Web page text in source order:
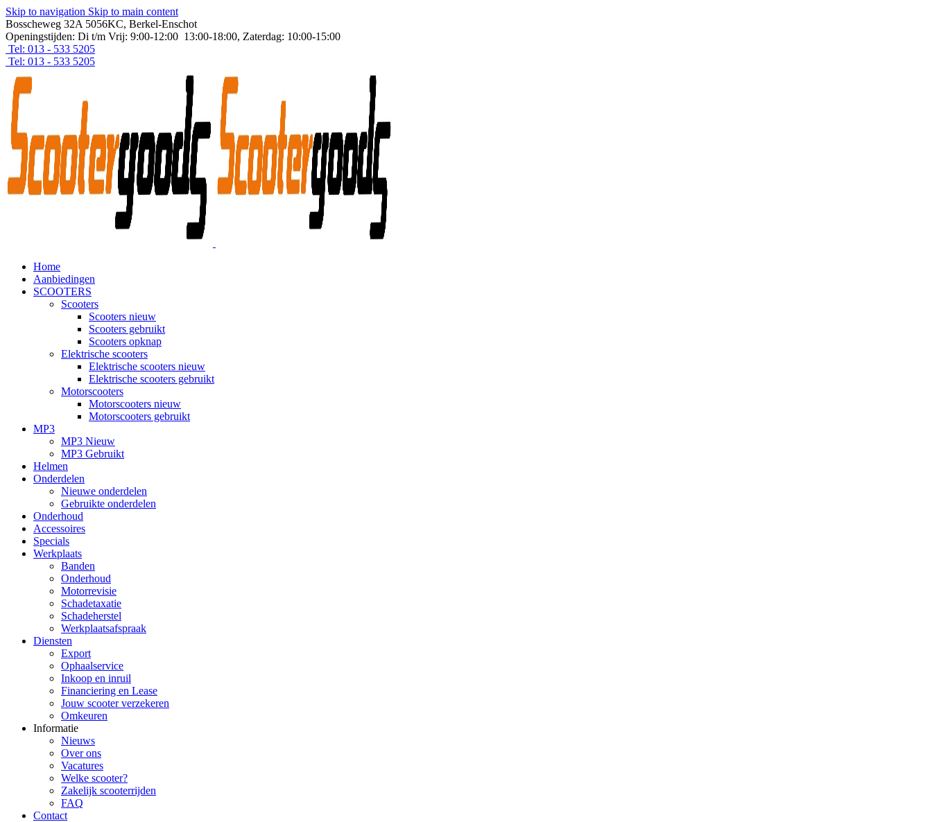
Skip to navigation Skip to main content
Bosscheweg 32A 5056KC, Berkel-Enschot
Openingstijden: Di t/m Vrij: 9:00-12:00 13:00-18:00, Zaterdag: 10:00-15:00
Tel: 013 - 533 5205
Tel: 013 - 533 5205
Home
Aanbiedingen
SCOOTERS
Scooters
Scooters nieuw
Scooters gebruikt
Scooters opknap
Elektrische scooters
Elektrische scooters nieuw
Elektrische scooters gebruikt
Motorscooters
Motorscooters nieuw
Motorscooters gebruikt
MP3
MP3 Nieuw
MP3 Gebruikt
Helmen
Onderdelen
Nieuwe onderdelen
Gebruikte onderdelen
Onderhoud
Accessoires
Specials
Werkplaats
Banden
Onderhoud
Motorrevisie
Schadetaxatie
Schadeherstel
Werkplaatsafspraak
Diensten
Export
Ophaalservice
Inkoop en inruil
Financiering en Lease
Jouw scooter verzekeren
Omkeuren
Informatie
Nieuws
Over ons
Vacatures
Welke scooter?
Zakelijk scooterrijden
FAQ
Contact